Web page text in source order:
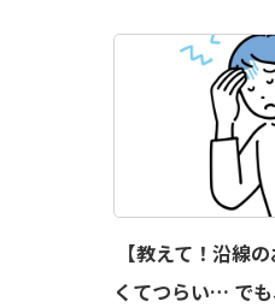
【教えて！沿線
くてつらい… で